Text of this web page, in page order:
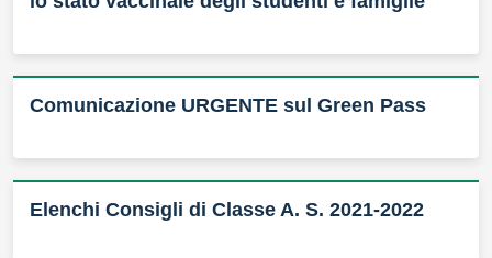
Comunicazione URGENTE sul Green Pass
Elenchi Consigli di Classe A. S. 2021-2022